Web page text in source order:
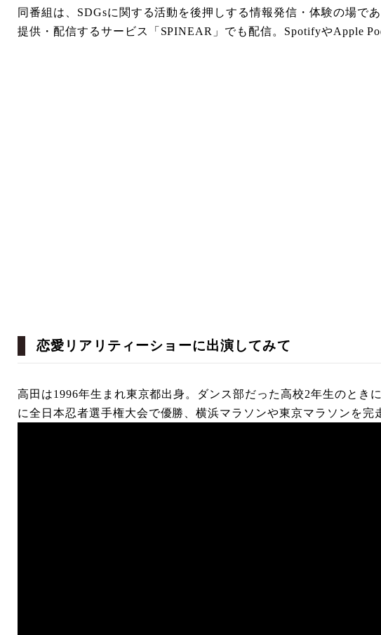
同番組は、SDGsに関する活動を後押しする情報発信・体験の場
提供・配信するサービス「SPINEAR」でも配信。SpotifyやApple
恋愛リアリティーショーに出演してみて
高田は1996年生まれ東京都出身。ダンス部だった高校2年生のと
に全日本忍者選手権大会で優勝、横浜マラソンや東京マラソンを